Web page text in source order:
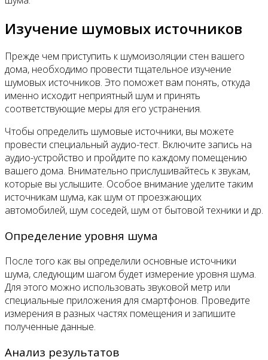
Изучение шумовых источников
Прежде чем приступить к шумоизоляции стен вашего
дома, необходимо провести тщательное изучение
шумовых источников. Это поможет вам понять, откуда
именно исходит неприятный шум и принять
соответствующие меры для его устранения.
Чтобы определить шумовые источники, вы можете
провести специальный аудио-тест. Включите запись на
аудио-устройство и пройдите по каждому помещению
вашего дома. Внимательно прислушивайтесь к звукам,
которые вы услышите. Особое внимание уделите таким
источникам шума, как шум от проезжающих
автомобилей, шум соседей, шум от бытовой техники и др.
Определение уровня шума
После того как вы определили основные источники
шума, следующим шагом будет измерение уровня шума.
Для этого можно использовать звуковой метр или
специальные приложения для смартфонов. Проведите
измерения в разных частях помещения и запишите
полученные данные.
Анализ результатов